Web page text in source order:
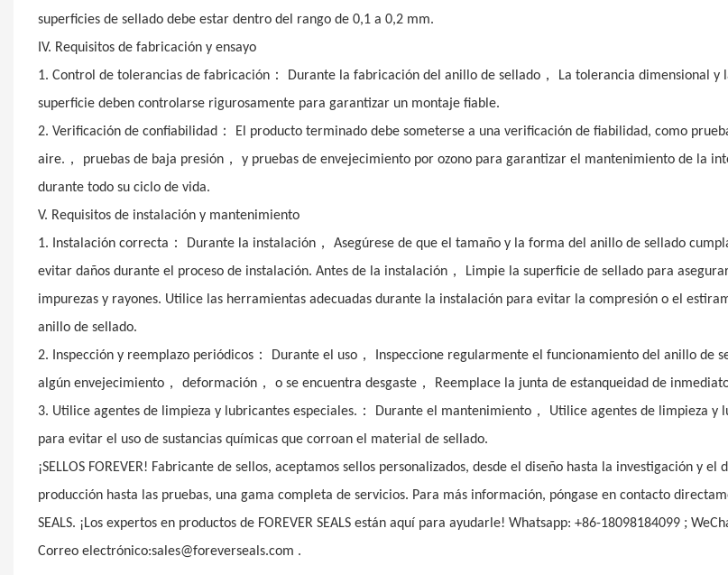
superficies de sellado debe estar dentro del rango de 0,1 a 0,2 mm.
IV. Requisitos de fabricación y ensayo
1. Control de tolerancias de fabricación： Durante la fabricación del anillo de sellado，
La tolerancia dimensional y
superficie deben controlarse rigurosamente para garantizar un montaje fiable.
2. Verificación de confiabilidad：
El producto terminado debe someterse a una verificación de fiabilidad, como
aire. ， pruebas de baja presión， y pruebas de envejecimiento por ozono para garantizar el mantenimiento de la
durante todo su ciclo de vida.
V. Requisitos de instalación y mantenimiento
1. Instalación correcta ： Durante la instalación， Asegúrese de que el tamaño y la forma del anillo de sellado
evitar daños durante el proceso de instalación. Antes de la instalación，
Limpie la superficie de sellado para
impurezas y rayones. Utilice las herramientas adecuadas durante la instalación para evitar la compresión o el
anillo de sellado.
2. Inspección y reemplazo periódicos： Durante el uso，
Inspeccione regularmente el funcionamiento del anillo de
algún envejecimiento， deformación， o se encuentra desgaste，
Reemplace la junta de estanqueidad de
3. Utilice agentes de limpieza y lubricantes especiales. ： Durante el mantenimiento，
Utilice agentes de limpieza y
para evitar el uso de sustancias químicas que corroan el material de sellado.
¡SELLOS FOREVER! Fabricante de sellos, aceptamos sellos personalizados, desde el diseño hasta la investigación y el
producción hasta las pruebas, una gama completa de servicios. Para más información, póngase en contacto
SEALS. ¡Los expertos en productos de FOREVER SEALS están aquí para ayudarle! Whatsapp: +86-18098184099 ;
Correo electrónico:sales@foreverseals.com .